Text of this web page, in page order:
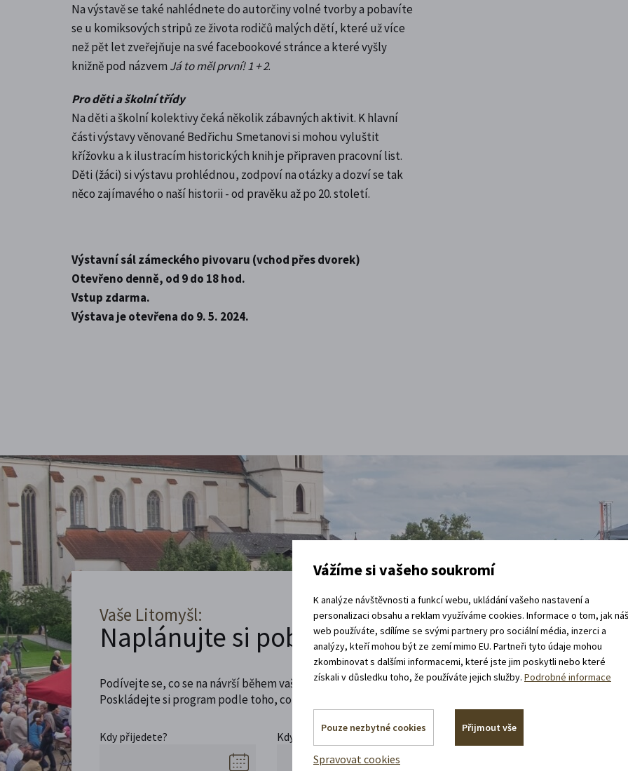
Na výstavě se také nahlédnete do autorčiny volné tvorby a pobavíte
se u komiksových stripů ze života rodičů malých dětí, které už více
než pět let zveřejňuje na své facebookové stránce a které vyšly
knižně pod názvem Já to měl první! 1 + 2.
Pro děti a školní třídy
Na děti a školní kolektivy čeká několik zábavných aktivit. K hlavní
části výstavy věnované Bedřichu Smetanovi si mohou vyluštit
křížovku a k ilustracím historických knih je připraven pracovní list.
Děti (žáci) si výstavu prohlédnou, zodpoví na otázky a dozví se tak
něco zajímavého o naší historii - od pravěku až po 20. století.
Výstavní sál zámeckého pivovaru (vchod přes dvorek)
Otevřeno denně, od 9 do 18 hod.
Vstup zdarma.
Výstava je otevřena do 9. 5. 2024.
Vaše Litomyšl:
Naplánujte si pobyt
Podívejte se, co se na návrší během vaší návštěvy děje.
Poskládejte si program podle toho, co máte rádi.
Kdy přijedete? Kdy se vracíte domů?
Vážíme si vašeho soukromí
K analýze návštěvnosti a funkcí webu, ukládání vašeho nastavení a
personalizaci obsahu a reklam využíváme cookies. Informace o tom, jak
web používáte, sdílíme se svými partnery pro sociální média, inzerci a
analýzy, kteří mohou být ze zemí mimo EU. Partneři tyto údaje mohou
zkombinovat s dalšími informacemi, které jste jim poskytli nebo které
získali v důsledku toho, že používáte jejich služby.Podrobné informace
Pouze nezbytné cookies Přijmout vše
Spravovat cookies